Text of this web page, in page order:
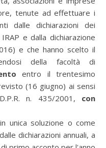
tenute ad effettuare i
dalle dichiarazioni dei
e dalla dichiarazione
e che hanno scelto il
della facoltà di
entro il trentesimo
(16 giugno) ai sensi
n. 435/2001, con
unica soluzione o come
dichiarazioni annuali, a